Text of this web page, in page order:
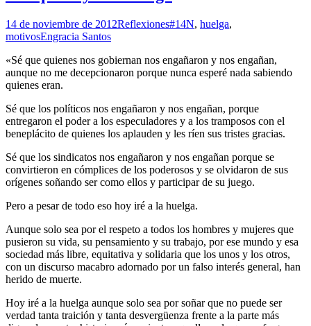
14 de noviembre de 2012Reflexiones#14N, huelga,
motivosEngracia Santos
«Sé que quienes nos gobiernan nos engañaron y nos engañan,
aunque no me decepcionaron porque nunca esperé nada sabiendo
quienes eran.
Sé que los políticos nos engañaron y nos engañan, porque
entregaron el poder a los especuladores y a los tramposos con el
beneplácito de quienes los aplauden y les ríen sus tristes gracias.
Sé que los sindicatos nos engañaron y nos engañan porque se
convirtieron en cómplices de los poderosos y se olvidaron de sus
orígenes soñando ser como ellos y participar de su juego.
Pero a pesar de todo eso hoy iré a la huelga.
Aunque solo sea por el respeto a todos los hombres y mujeres que
pusieron su vida, su pensamiento y su trabajo, por ese mundo y esa
sociedad más libre, equitativa y solidaria que los unos y los otros,
con un discurso macabro adornado por un falso interés general, han
herido de muerte.
Hoy iré a la huelga aunque solo sea por soñar que no puede ser
verdad tanta traición y tanta desvergüenza frente a la parte más